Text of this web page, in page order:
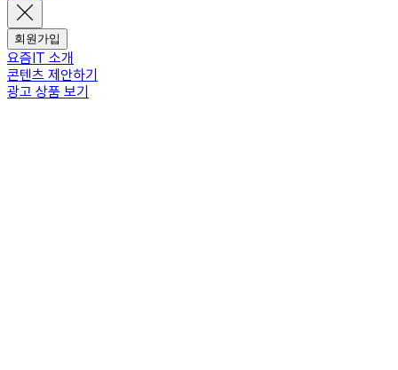
회원가입
요즘IT 소개
콘텐츠 제안하기
광고 상품 보기